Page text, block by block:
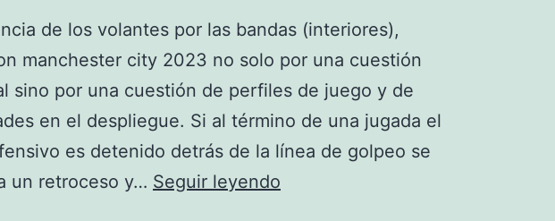
de los volantes por las bandas (interiores),
manchester city 2023 no solo por una cuestión
sino por una cuestión de perfiles de juego y de
en el despliegue. Si al término de una jugada el
es detenido detrás de la línea de golpeo se
un retroceso y… Seguir leyendo